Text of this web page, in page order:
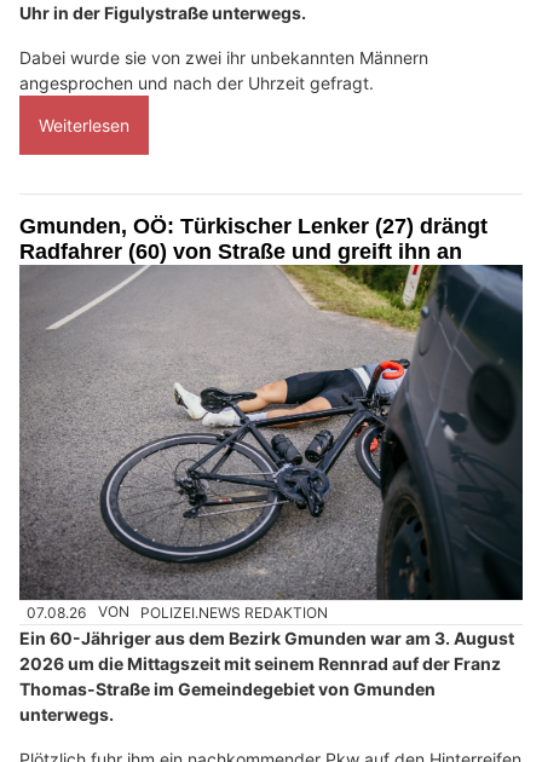
Uhr in der Figulystraße unterwegs.
Dabei wurde sie von zwei ihr unbekannten Männern
angesprochen und nach der Uhrzeit gefragt.
Weiterlesen
Gmunden, OÖ: Türkischer Lenker (27) drängt
Radfahrer (60) von Straße und greift ihn an
07.08.26 VON POLIZEI.NEWS REDAKTION
Ein 60-Jähriger aus dem Bezirk Gmunden war am 3. August
2026 um die Mittagszeit mit seinem Rennrad auf der Franz
Thomas-Straße im Gemeindegebiet von Gmunden
unterwegs.